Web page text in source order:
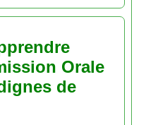
Orale
de